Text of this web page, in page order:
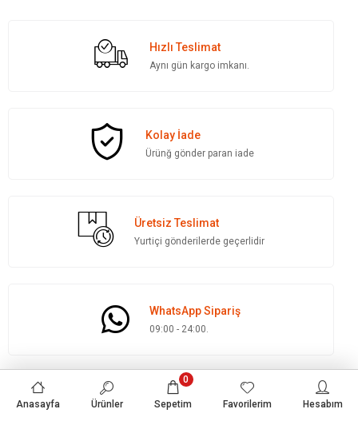
Hızlı Teslimat
Aynı gün kargo imkanı.
Kolay İade
Ürünğ gönder paran iade
Üretsiz Teslimat
Yurtiçi gönderilerde geçerlidir
WhatsApp Sipariş
09:00 - 24:00.
Yardım
Anasayfa Ürünler Sepetim
0
Favorilerim Hesabım